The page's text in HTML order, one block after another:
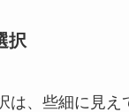
択
は、些細に見え